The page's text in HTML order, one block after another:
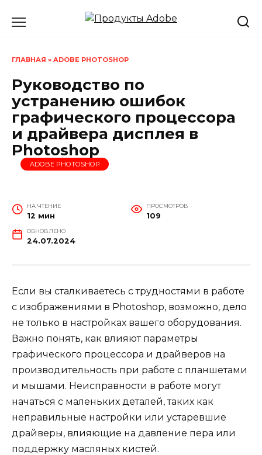
ГЛАВНАЯ » ADOBE PHOTOSHOP
Руководство по
устранению ошибок
графического процессора
и драйвера дисплея в
Photoshop
ADOBE PHOTOSHOP
НА ЧТЕНИЕ
12 мин
ПРОСМОТРОВ
109
ОБНОВЛЕНО
24.07.2024
Если вы сталкиваетесь с трудностями в работе
с изображениями в Photoshop, возможно, дело
не только в настройках вашего оборудования.
Важно понять, как влияют параметры
графического процессора и драйверов на
производительность при работе с планшетами
и мышами. Неисправности в работе могут
начаться с маленьких деталей, таких как
неправильные настройки или устаревшие
драйверы, влияющие на давление пера или
поддержку масляных кистей.